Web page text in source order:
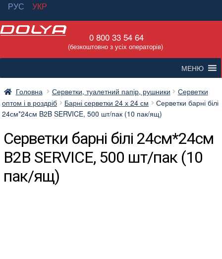
РУС
УКР
Перейти
навігації
Перейти
вмісту
0 800 33 54 64
(безкоштовно з усіх операторів)
МЕНЮ
Головна Серветки, туалетний папір, рушники
Серветки
оптом і в роздріб
Барні серветки 24 х 24 см
Серветки барні білі
24см*24см B2B SERVICE, 500 шт/пак (10 пак/ящ)
Серветки барні білі 24см*24см
B2B SERVICE, 500 шт/пак (10
пак/ящ)